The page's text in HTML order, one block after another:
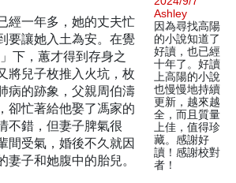
經一年多，她的丈夫忙
要讓她入土為安。在覺
下，蕙才得到存身之
將兒子枚推入火坑，枚
病的跡象，父親周伯濤
卻忙著給他娶了馮家的
不錯，但妻子脾氣很
間受氣，婚後不久就因
妻子和她腹中的胎兒。
Ashley
因為尋找高陽
的小說知道了
好讀，也已經
十年了。好讀
上高陽的小說
也慢慢地持續
更新，越來越
全，而且質量
上佳，值得珍
藏。感謝好
讀！感謝校對
者！